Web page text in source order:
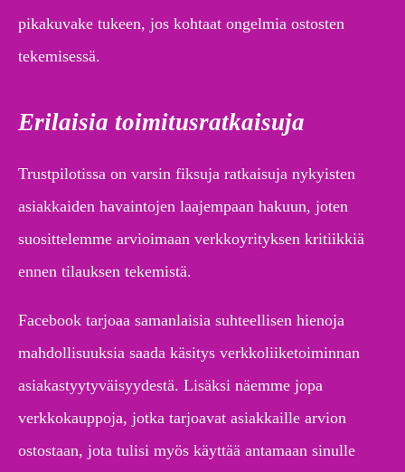
pikakuvake tukeen, jos kohtaat ongelmia ostosten
tekemisessä.
Erilaisia toimitusratkaisuja
Trustpilotissa on varsin fiksuja ratkaisuja nykyisten
asiakkaiden havaintojen laajempaan hakuun, joten
suosittelemme arvioimaan verkkoyrityksen kritiikkiä
ennen tilauksen tekemistä.
Facebook tarjoaa samanlaisia suhteellisen hienoja
mahdollisuuksia saada käsitys verkkoliiketoiminnan
asiakastyytyväisyydestä. Lisäksi näemme jopa
verkkokauppoja, jotka tarjoavat asiakkaille arvion
ostostaan, jota tulisi myös käyttää antamaan sinulle